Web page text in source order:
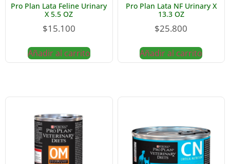
Pro Plan Lata Feline Urinary
X 5.5 OZ
$15.100
Añadir al carrito
Pro Plan Lata NF Urinary X
13.3 OZ
$25.800
Añadir al carrito